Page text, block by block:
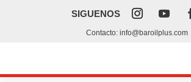
SIGUENOS
Contacto: info@baroilplus.com